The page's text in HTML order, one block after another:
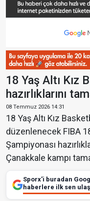
18 Yaş Altı Kız
hazırlıklarını
08 Temmuz 2026 14:31
18 Yaş Altı Kız
düzenlenecek FIBA
Şampiyonası
Çanakkale kampı
Sporx’i buradan
haberlere ilk sen